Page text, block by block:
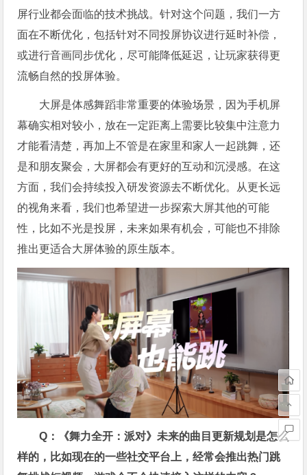
屏行业都会面临的技术挑战。针对这个问题，我们一方
面在不断优化，包括针对不同投屏协议进行延时补偿，
或进行音画同步优化，尽可能降低延迟，让玩家获得更
流畅自然的投屏体验。
大屏是体感舞蹈非常重要的体验场景，因为手机屏
幕确实相对较小，放在一定距离上需要比较集中注意力
才能看清楚，再加上不管是在家里和家人一起跳舞，还
是和朋友聚会，大屏都会有更好的互动和沉浸感。在这
方面，我们会持续投入研发资源去不断优化。从更长远
的视角来看，我们也希望进一步探索大屏其他的可能
性，比如不光是投屏，未来如果有机会，可能也不排除
推出更适合大屏体验的原生版本。
Q：《舞力全开：派对》未来的曲目更新规划是怎么
样的，比如现在的一些社交平台上，经常会推出热门跳